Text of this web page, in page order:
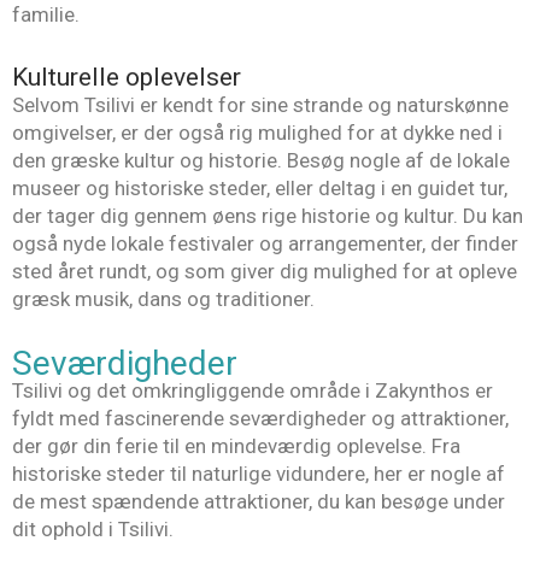
familie.
Kulturelle oplevelser
Selvom Tsilivi er kendt for sine strande og naturskønne
omgivelser, er der også rig mulighed for at dykke ned i
den græske kultur og historie. Besøg nogle af de lokale
museer og historiske steder, eller deltag i en guidet tur,
der tager dig gennem øens rige historie og kultur. Du kan
også nyde lokale festivaler og arrangementer, der finder
sted året rundt, og som giver dig mulighed for at opleve
græsk musik, dans og traditioner.
Seværdigheder
Tsilivi og det omkringliggende område i Zakynthos er
fyldt med fascinerende seværdigheder og attraktioner,
der gør din ferie til en mindeværdig oplevelse. Fra
historiske steder til naturlige vidundere, her er nogle af
de mest spændende attraktioner, du kan besøge under
dit ophold i Tsilivi.